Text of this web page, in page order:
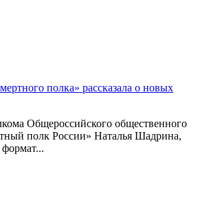
полка» рассказала о новых
Общероссийского общественного
полк России» Наталья Шадрина,
формат...